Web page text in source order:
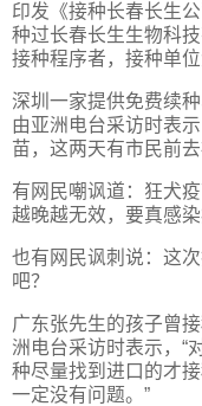
印发《接种长春长生
种过长春长生生物科
接种程序者，接种单
深圳一家提供免费续
由亚洲电台采访时表
苗，这两天有市民前
有网民嘲讽道：狂犬
越晚越无效，要真感
也有网民讽刺说：这
吧？
广东张先生的孩子曾
洲电台采访时表示，“
种尽量找到进口的才
一定没有问题。”